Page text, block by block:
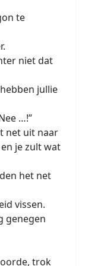
te
niet dat
jullie
…!”
net uit naar
je zult wat
het net
vissen.
genegen
trok